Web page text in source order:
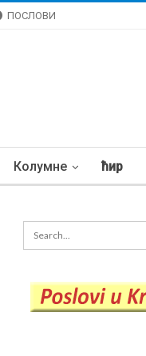
ПОСЛОВИ
Колумне ћир